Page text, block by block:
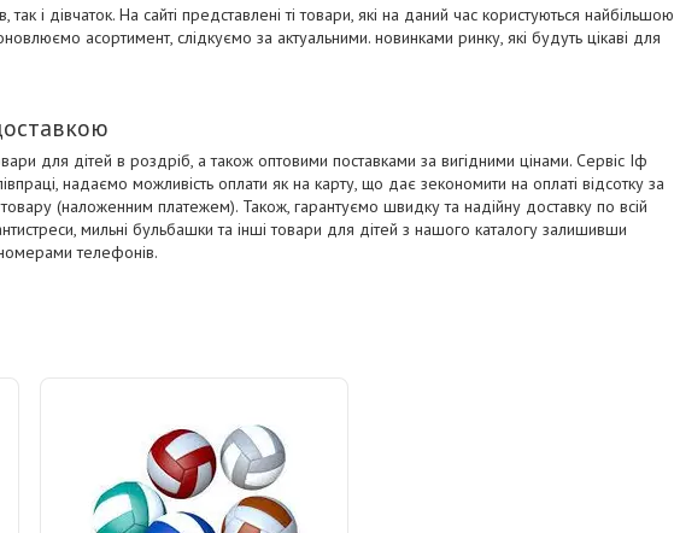
і дівчаток. На сайті представлені ті товари, які на даний час користуються найбільшою
асортимент, слідкуємо за актуальними. новинками ринку, які будуть цікаві для
для дітей в роздріб, а також оптовими поставками за вигідними цінами. Сервіс Іф
надаємо можливість оплати як на карту, що дає зекономити на оплаті відсотку за
(наложенним платежем). Також, гарантуємо швидку та надійну доставку по всій
мильні бульбашки та інші товари для дітей з нашого каталогу залишивши
телефонів.